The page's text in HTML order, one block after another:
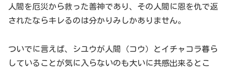
人間を厄災から救った善神であり、その人間に恩を仇で返
されたならキレるのは分かりみしかありません。
ついでに言えば、シユウが人間（コウ）とイチャコラ暮ら
していることが気に入らないのも大いに共感出来るとこ